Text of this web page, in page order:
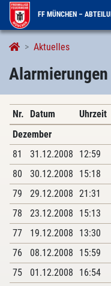
FF MÜNCHEN –
Aktuelles
Alarmierungen
Nr. Datum Uhrzeit
Dezember
81
31.12.2008 12:59
80
30.12.2008 15:18
79
29.12.2008 21:31
78
23.12.2008 15:13
77
19.12.2008 13:30
76
08.12.2008 15:59
75
01.12.2008 16:54